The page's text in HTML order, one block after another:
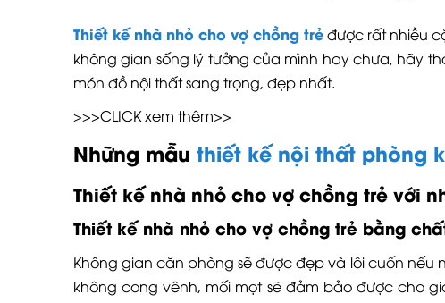
Thiết kế nhà nhỏ cho vợ chồng trẻđược rất nhiều
không gian sống lý tưởng của mình hay chưa, hãy
món đồ nội thất sang trọng, đẹp nhất.
>>>CLICK xem thêm>>
Những mẫu thiết kế nội thất phòng
Thiết kế nhà nhỏ cho vợ chồng trẻ với
Thiết kế nhà nhỏ cho vợ chồng trẻ bằng
Không gian căn phòng sẽ được đẹp và lôi cuốn
không cong vênh, mối mọt sẽ đảm bảo được cho